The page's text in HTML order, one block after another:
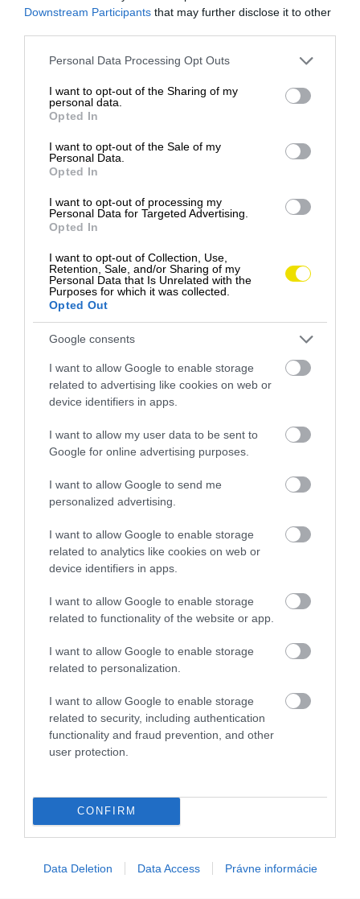
Downstream Participants that may further disclose it to other
Please note that this website/app uses one or more Google
not limited to your visit or usage behaviour. You may click to
grant or deny consent to Google and its third-party tags to
use your data for below specified purposes in below Google
consent section.
Personal Data Processing Opt Outs
I want to opt-out of the Sharing of my
personal data.
Opted In
I want to opt-out of the Sale of my
Personal Data.
Opted In
I want to opt-out of processing my
Personal Data for Targeted Advertising.
Opted In
I want to opt-out of Collection, Use,
Retention, Sale, and/or Sharing of my
Personal Data that Is Unrelated with the
Purposes for which it was collected.
Opted Out
Google consents
I want to allow Google to enable storage
related to advertising like cookies on web or
device identifiers in apps.
I want to allow my user data to be sent to
Google for online advertising purposes.
I want to allow Google to send me
personalized advertising.
I want to allow Google to enable storage
related to analytics like cookies on web or
device identifiers in apps.
I want to allow Google to enable storage
related to functionality of the website or app.
I want to allow Google to enable storage
related to personalization.
I want to allow Google to enable storage
related to security, including authentication
functionality and fraud prevention, and other
user protection.
CONFIRM
Data Deletion Data Access Právne informácie
Vstup do múzea je spoplatnený, pričom zakúpená
vstupenka platí jeden rok od dátumu nákupu.
Počas tohto obdobia sa môžete do expozície vrátiť
opakovane, uvádza denník Express.
Milovníci prírody môžu z Haworthu pokračovať po
trase Brontë Way, ktorá spája miesta späté so
životom a tvorbou sestier Brontëových. Podľa
dostupných zdrojov často vyhľadávali vodopád pri
potoku Sladen Beck, kde nachádzali inšpiráciu pre
svoje diela.
Vodopád je vzdialený približne 45 až 60 minút
chôdze od dediny. Okolitá krajina si dodnes
prostredie na tiché rozjímanie – presne v duchu
atmosféry, ktorá preslávila románBúrlivé výšiny
Jedna z miestností v múzeu v Haworthe Foto:Sergii Figurnyi/Shutterstock